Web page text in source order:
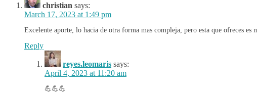
christian says:
March 17, 2023 at 1:49 pm
Excelente aporte, lo hacia de otra forma mas compleja, pero esta que ofreces es
Reply
reyes.leomaris says:
April 4, 2023 at 11:20 am
💪💪💪